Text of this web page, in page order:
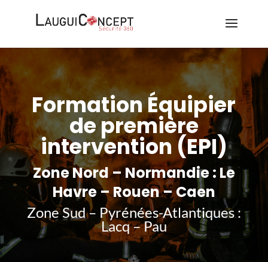
Formation Équipier
de première
intervention (EPI)
Zone Nord – Normandie : Le
Havre – Rouen – Caen
Zone Sud – Pyrénées-Atlantiques :
Lacq – Pau